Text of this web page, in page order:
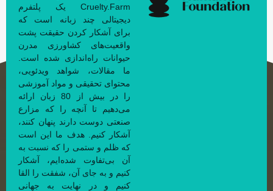
Cruelty.Farm یک پلتفرم
دیجیتالی چند زبانه است که
برای آشکار کردن حقیقت پشت
واقعیت‌های کشاورزی مدرن
حیوانات راه‌اندازی شده است.
ما مقالات، شواهد ویدئویی،
محتوای تحقیقی و مواد آموزشی
را در بیش از 80 زبان ارائه
می‌دهیم تا آنچه را که مزارع
صنعتی دوست دارند پنهان کنند،
آشکار کنیم. هدف ما این است
که ظلم و ستمی را که نسبت به
آن بی‌تفاوت شده‌ایم، آشکار
کنیم و به جای آن، شفقت را القا
کنیم و در نهایت به جهانی